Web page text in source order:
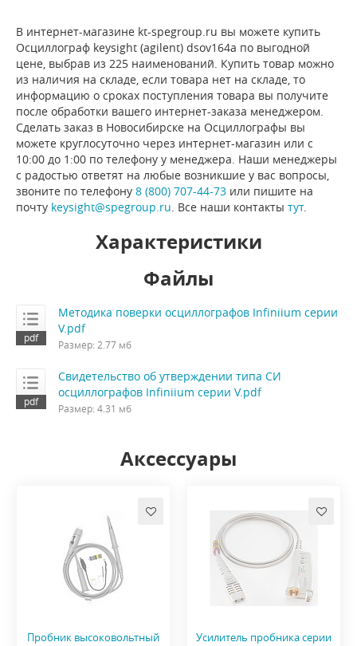
В интернет-магазине kt-spegroup.ru вы можете купить
Осциллограф keysight (agilent) dsov164a по выгодной
цене, выбрав из 225 наименований. Купить товар можно
из наличия на складе, если товара нет на складе, то
информацию о сроках поступления товара вы получите
после обработки вашего интернет-заказа менеджером.
Сделать заказ в Новосибирске на Осциллографы вы
можете круглосуточно через интернет-магазин или с
10:00 до 1:00 по телефону у менеджера. Наши менеджеры
с радостью ответят на любые возникшие у вас вопросы,
звоните по телефону 8 (800) 707-44-73 или пишите на
почту keysight@spegroup.ru . Все наши контакты тут.
Характеристики
Файлы
Методика поверки осциллографов Infiniium серии
V.pdf
Размер: 2.77 мб
Свидетельство об утверждении типа СИ
осциллографов Infiniium серии V.pdf
Размер: 4.31 мб
Аксессуары
Пробник высоковольтный
Усилитель пробника серии